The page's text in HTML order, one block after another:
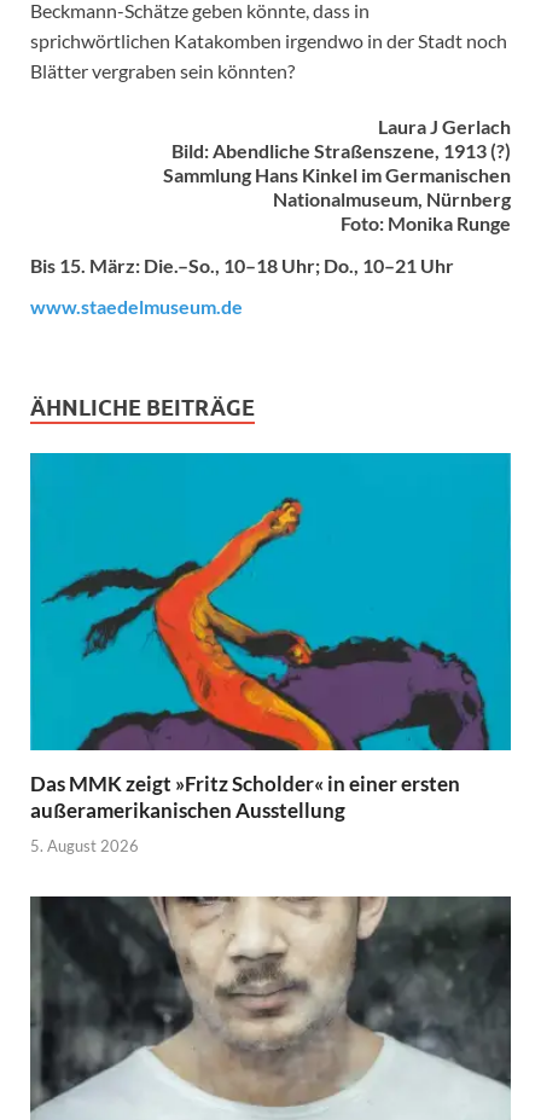
Beckmann-Schätze geben könnte, dass in
sprichwörtlichen Katakomben irgendwo in der Stadt noch
Blätter vergraben sein könnten?
Laura J Gerlach
Bild: Abendliche Straßenszene, 1913 (?)
Sammlung Hans Kinkel im Germanischen
Nationalmuseum, Nürnberg
Foto: Monika Runge
Bis 15. März: Die.–So., 10–18 Uhr; Do., 10–21 Uhr
www.staedelmuseum.de
ÄHNLICHE BEITRÄGE
Das MMK zeigt »Fritz Scholder« in einer ersten
außeramerikanischen Ausstellung
5. August 2026